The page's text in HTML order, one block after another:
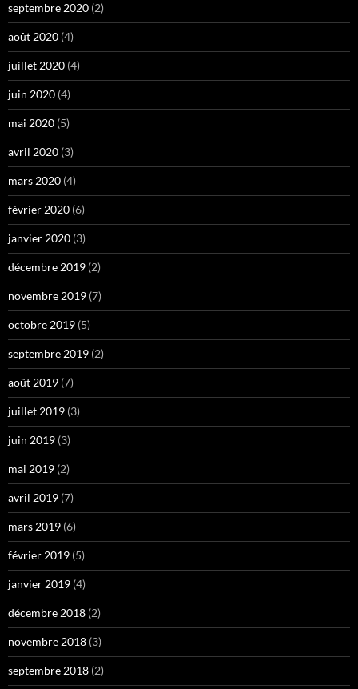
septembre 2020 (2)
août 2020 (4)
juillet 2020 (4)
juin 2020 (4)
mai 2020 (5)
avril 2020 (3)
mars 2020 (4)
février 2020 (6)
janvier 2020 (3)
décembre 2019 (2)
novembre 2019 (7)
octobre 2019 (5)
septembre 2019 (2)
août 2019 (7)
juillet 2019 (3)
juin 2019 (3)
mai 2019 (2)
avril 2019 (7)
mars 2019 (6)
février 2019 (5)
janvier 2019 (4)
décembre 2018 (2)
novembre 2018 (3)
septembre 2018 (2)